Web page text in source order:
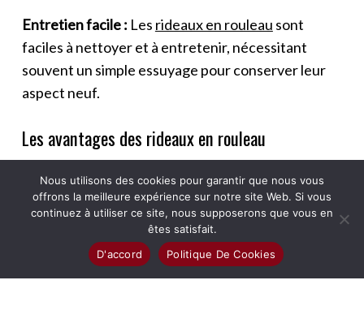
Entretien facile : Les rideaux en rouleau sont
faciles à nettoyer et à entretenir, nécessitant
souvent un simple essuyage pour conserver leur
aspect neuf.
Les avantages des rideaux en rouleau
utilisés dans une variété d'endroits, des maisons
aux bureaux en passant par les espaces
commerciaux, ce qui en fait une option polyvalente
pour le traitement des fenêtres.
Nous utilisons des cookies pour garantir que nous vous
offrons la meilleure expérience sur notre site Web. Si vous
continuez à utiliser ce site, nous supposerons que vous en
êtes satisfait.
D'accord
Politique De Cookies